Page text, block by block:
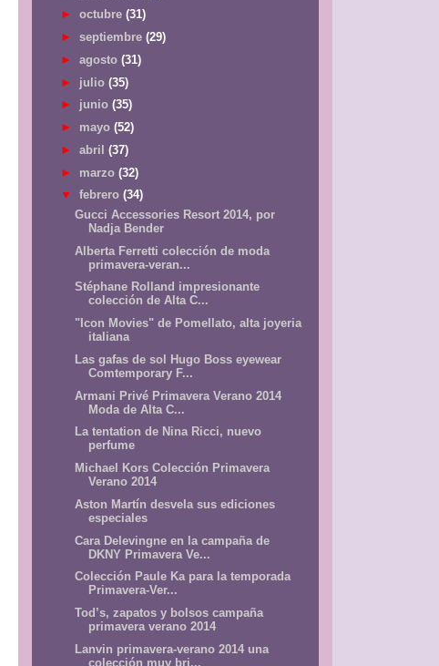
► octubre (31)
► septiembre (29)
► agosto (31)
► julio (35)
► junio (35)
► mayo (52)
► abril (37)
► marzo (32)
▼ febrero (34)
Gucci Accessories Resort 2014, por
Nadja Bender
Alberta Ferretti colección de moda
primavera-veran...
Stéphane Rolland impresionante
colección de Alta C...
"Icon Movies" de Pomellato, alta joyeria
italiana
Las gafas de sol Hugo Boss eyewear
Comtemporary F...
Armani Privé Primavera Verano 2014
Moda de Alta C...
La tentation de Nina Ricci, nuevo
perfume
Michael Kors Colección Primavera
Verano 2014
Aston Martín desvela sus ediciones
especiales
Cara Delevingne en la campaña de
DKNY Primavera Ve...
Colección Paule Ka para la temporada
Primavera-Ver...
Tod’s, zapatos y bolsos campaña
primavera verano 2014
Lanvin primavera-verano 2014 una
colección muy bri...